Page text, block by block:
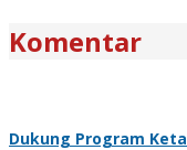
Komentar
Dukung Program